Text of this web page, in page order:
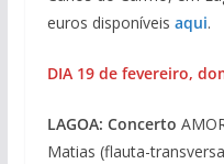
euros disponíveis aqui.
DIA 19 de fevereiro,
LAGOA: Concerto
Matias (flauta-